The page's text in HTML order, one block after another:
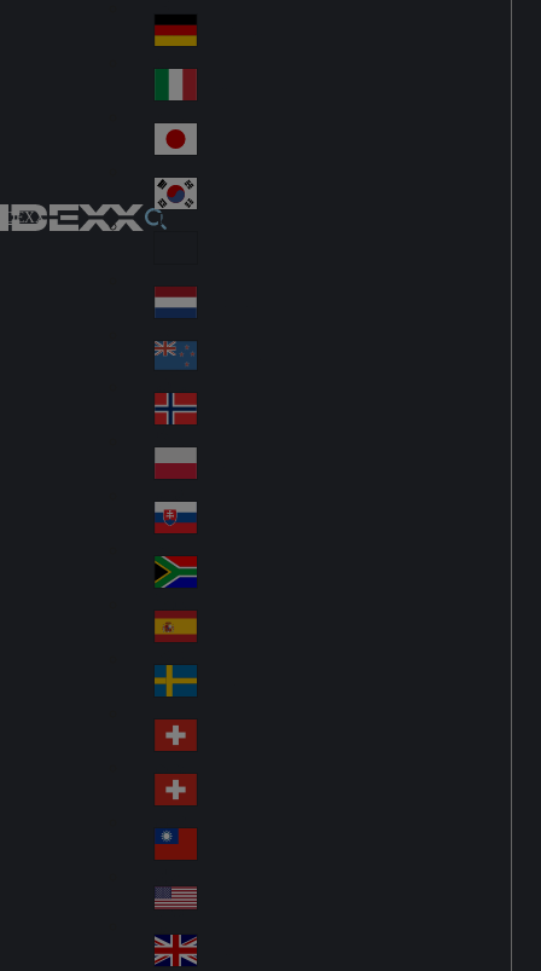
IDEXX
d
nc
e
Ge
an
y
Ital
y
Jap
an
Ko
Lat
in
A
me
ric
a
Ne
the
rla
nd
s
Ne
w
Ze
ala
nd
No
rw
ay
Pol
an
d
Slo
va
kia
So
uth
Af
ric
a
Sp
ain
Sw
ed
en
Sw
itz
erl
an
d
Sw
itz
erl
an
d
wa
n
A